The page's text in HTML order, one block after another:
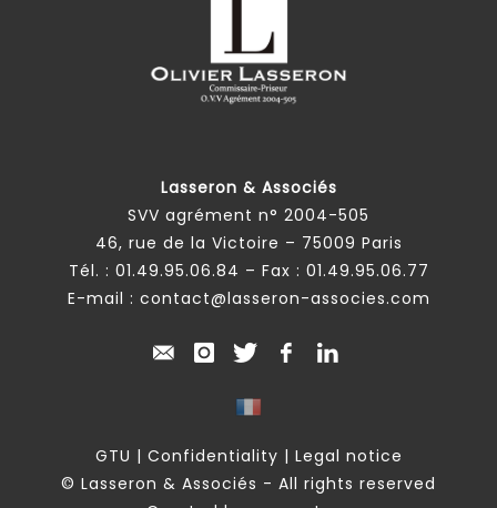
Lasseron & Associés
SVV agrément n° 2004-505
46, rue de la Victoire – 75009 Paris
Tél. : 01.49.95.06.84 – Fax : 01.49.95.06.77
E-mail : contact@lasseron-associes.com
GTU | Confidentiality | Legal notice
© Lasseron & Associés - All rights reserved